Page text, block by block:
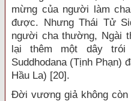
mừng của người làm
được. Nhưng Thái Tử
người cha thường, Ngài
lại thêm một dây
Suddhodana (Tịnh Phạn)
Hầu La) [20].
Đời vương giả không